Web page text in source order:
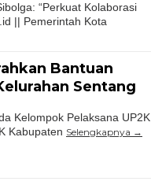
“Perkuat Kolaborasi
|| Pemerintah Kota
Bantuan
Sentang
Kelompok Pelaksana UP2K
Kabupaten Selengkapnya